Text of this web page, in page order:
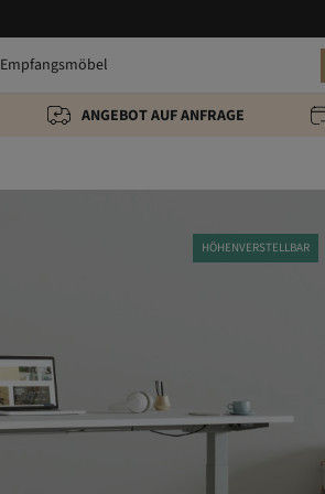
Empfangsmöbel
ANGEBOT AUF ANFRAGE
HÖHENVERSTELLBAR